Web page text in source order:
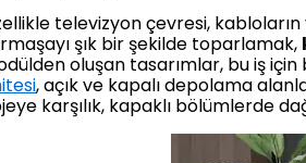
televizyon çevresi,
şık bir şekilde toparlamak,
oluşan tasarımlar, bu iş
, açık ve kapalı depolama
karşılık, kapaklı bölümlerde